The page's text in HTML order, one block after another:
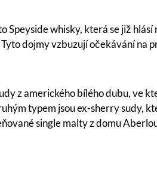
whisky, která se již hlásí
dojmy vzbuzují očekávání na
z amerického bílého dubu, ve
typem jsou ex-sherry sudy,
single malty z domu